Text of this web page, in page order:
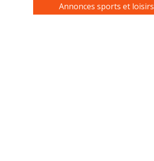
Annonces sports et loisirs